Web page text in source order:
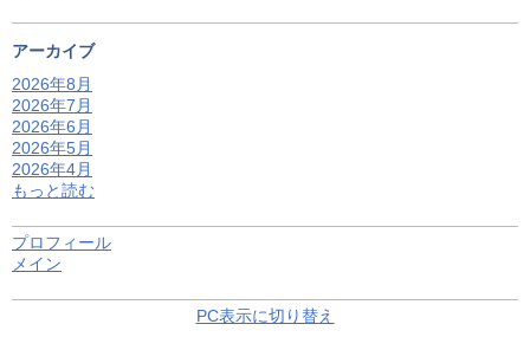
アーカイブ
2026年8月
2026年7月
2026年6月
2026年5月
2026年4月
もっと読む
プロフィール
メイン
PC表示に切り替え